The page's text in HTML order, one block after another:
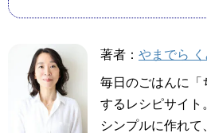
著者： やまでら く
毎日のごはんに「
するレシピサイト
シンプルに作れ